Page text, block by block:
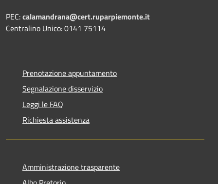
PEC:calamandrana@cert.ruparpiemonte.it
Centralino Unico: 0141 75114
Prenotazione appuntamento
Segnalazione disservizio
Leggi le FAQ
Richiesta assistenza
Amministrazione trasparente